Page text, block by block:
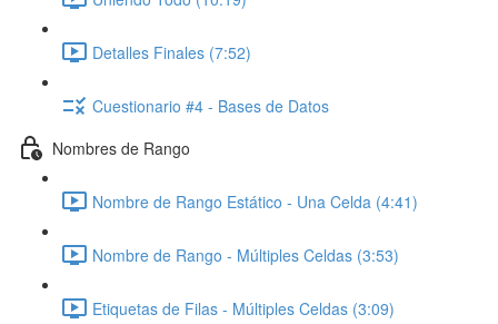
Detalles Finales (7:52)
Cuestionario #4 - Bases de Datos
Nombres de Rango
Nombre de Rango Estático - Una Celda (4:41)
Nombre de Rango - Múltiples Celdas (3:53)
Etiquetas de Filas - Múltiples Celdas (3:09)